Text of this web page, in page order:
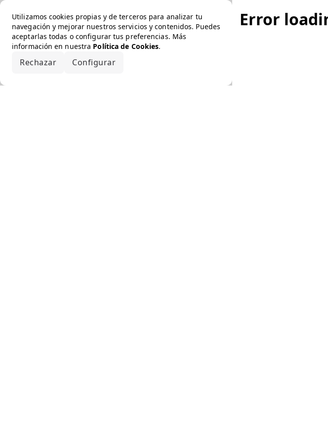
Utilizamos cookies propias y de terceros para analizar tu
navegación y mejorar nuestros servicios y contenidos. Puedes
aceptarlas todas o configurar tus preferencias. Más
información en nuestra Política de Cookies.
Rechazar Configurar
Error